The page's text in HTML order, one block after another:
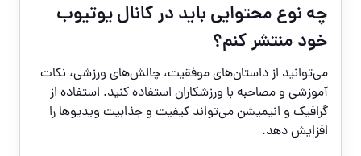
چه نوع محتوایی باید در کانال یوتیوب
خود منتشر کنم؟
می‌توانید از داستان‌های موفقیت، چالش‌های ورزشی، نکات
آموزشی و مصاحبه با ورزشکاران استفاده کنید. استفاده از
گرافیک و انیمیشن می‌تواند کیفیت و جذابیت ویدیوها را
افزایش دهد.